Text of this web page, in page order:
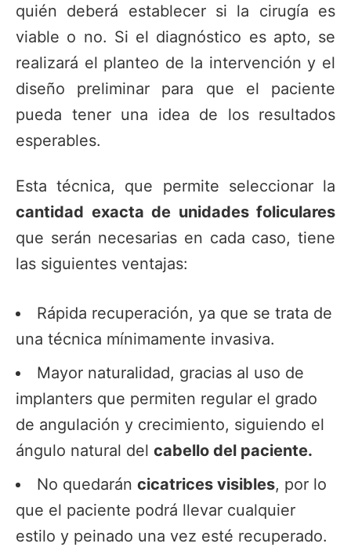
quién deberá establecer si la cirugía es
viable o no. Si el diagnóstico es apto, se
realizará el planteo de la intervención y el
diseño preliminar para que el paciente
pueda tener una idea de los resultados
esperables.
Esta técnica, que permite seleccionar la
cantidad exacta de unidades foliculares
que serán necesarias en cada caso, tiene
las siguientes ventajas:
Rápida recuperación, ya que se trata de
una técnica mínimamente invasiva.
Mayor naturalidad, gracias al uso de
implanters que permiten regular el grado
de angulación y crecimiento, siguiendo el
ángulo natural del cabello del paciente.
No quedarán cicatrices visibles, por lo
que el paciente podrá llevar cualquier
estilo y peinado una vez esté recuperado.